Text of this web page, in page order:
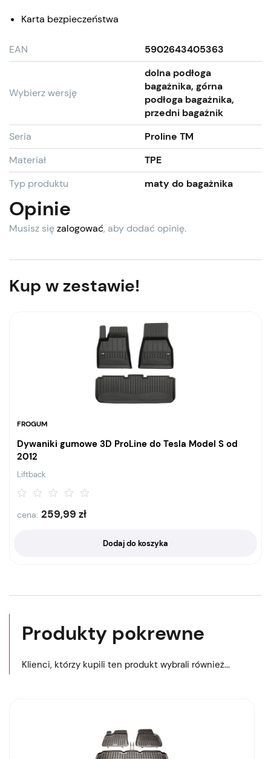
Karta bezpieczeństwa
EAN 5902643405363
Wybierz wersję
dolna podłoga
bagażnika, górna
podłoga bagażnika,
przedni bagażnik
Seria
Proline TM
Materiał
TPE
Typ produktu
maty do bagażnika
Opinie
Musisz sięzalogować, aby dodać opinię.
Kup w zestawie!
FROGUM
Dywaniki gumowe 3D ProLine do Tesla Model S od
2012
Liftback
cena: 259,99 zł
Dodaj do koszyka
Produkty pokrewne
Klienci, którzy kupili ten produkt wybrali również...